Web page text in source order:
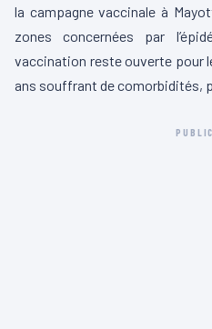
la campagne vaccinale à
zones concernées par
vaccination reste ouverte pour
ans souffrant de comorbidités,